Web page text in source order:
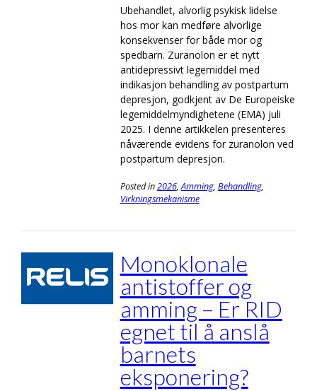
Ubehandlet, alvorlig psykisk lidelse
hos mor kan medføre alvorlige
konsekvenser for både mor og
spedbarn. Zuranolon er et nytt
antidepressivt legemiddel med
indikasjon behandling av postpartum
depresjon, godkjent av De Europeiske
legemiddelmyndighetene (EMA) juli
2025. I denne artikkelen presenteres
nåværende evidens for zuranolon ved
postpartum depresjon.
Posted in2026,Amming, Behandling,
Virkningsmekanisme
Monoklonale
antistoffer og
amming – Er RID
egnet til å anslå
barnets
eksponering?